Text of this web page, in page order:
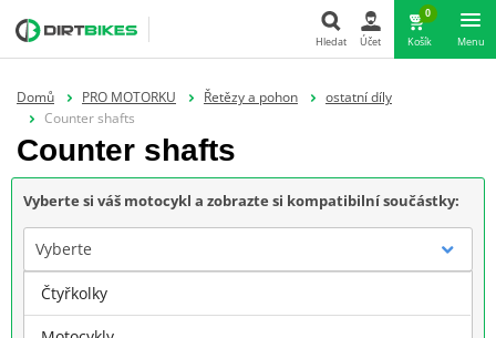
Hledat Účet
0
Košík Menu
Domů PRO MOTORKU Řetězy a pohon
ostatní díly
Counter shafts
Counter shafts
Vyberte si váš motocykl a zobrazte si kompatibilní součástky:
Vyberte
Značka
Čtyřkolky